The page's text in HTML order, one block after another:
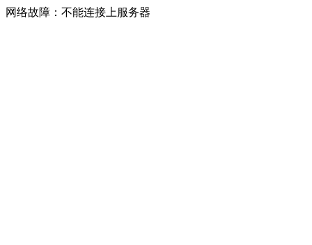
网络故障：不能连接上服务器